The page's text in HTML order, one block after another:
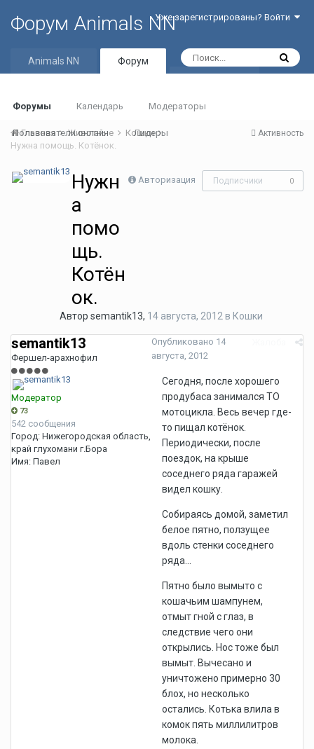
Форум Animals NNУже зарегистрированы? Войти
Animals NN Форум
Форумы Календарь Модераторы
Пользователи онлайн Лидеры Активность
Главная Животные
Кошки
Нужна помощь. Котёнок.
Авторизация Подписчики 0
Нужн
а
помо
щь.
Котён
ок.
Автор semantik13, 14 августа, 2012 в Кошки
semantik13
Фершел-арахнофил
Модератор
73
542 сообщения
Город: Нижегородская область,
край глухомани г.Бора
Имя: Павел
Опубликовано 14
августа, 2012
Сегодня, после хорошего
продубаса занимался ТО
мотоцикла. Весь вечер где-
то пищал котёнок.
Периодически, после
поездок, на крыше
соседнего ряда гаражей
видел кошку.
Собираясь домой, заметил
белое пятно, ползущее
вдоль стенки соседнего
ряда...
Пятно было вымыто с
кошачьим шампунем,
отмыт гной с глаз, в
следствие чего они
открылись. Нос тоже был
вымыт. Вычесано и
уничтожено примерно 30
блох, но несколько
остались. Котька влила в
комок пять миллилитров
молока.